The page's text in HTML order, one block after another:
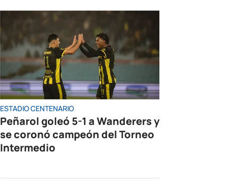
ESTADIO CENTENARIO
Peñarol goleó 5-1 a Wanderers y
se coronó campeón del Torneo
Intermedio